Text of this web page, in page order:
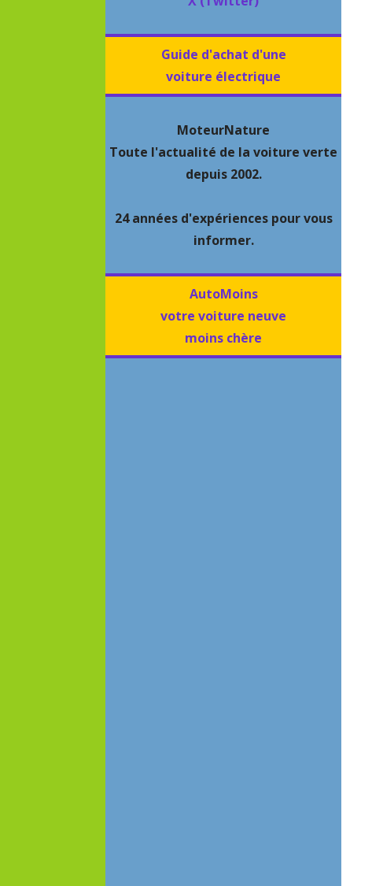
Guide d'achat d'une
voiture électrique
MoteurNature
Toute l'actualité de la voiture verte
depuis 2002.
24 années d'expériences pour vous
informer.
AutoMoins
votre voiture neuve
moins chère